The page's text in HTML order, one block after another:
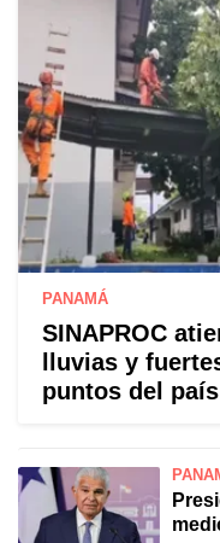
PANAMÁ
SINAPROC
lluvias y
puntos del país